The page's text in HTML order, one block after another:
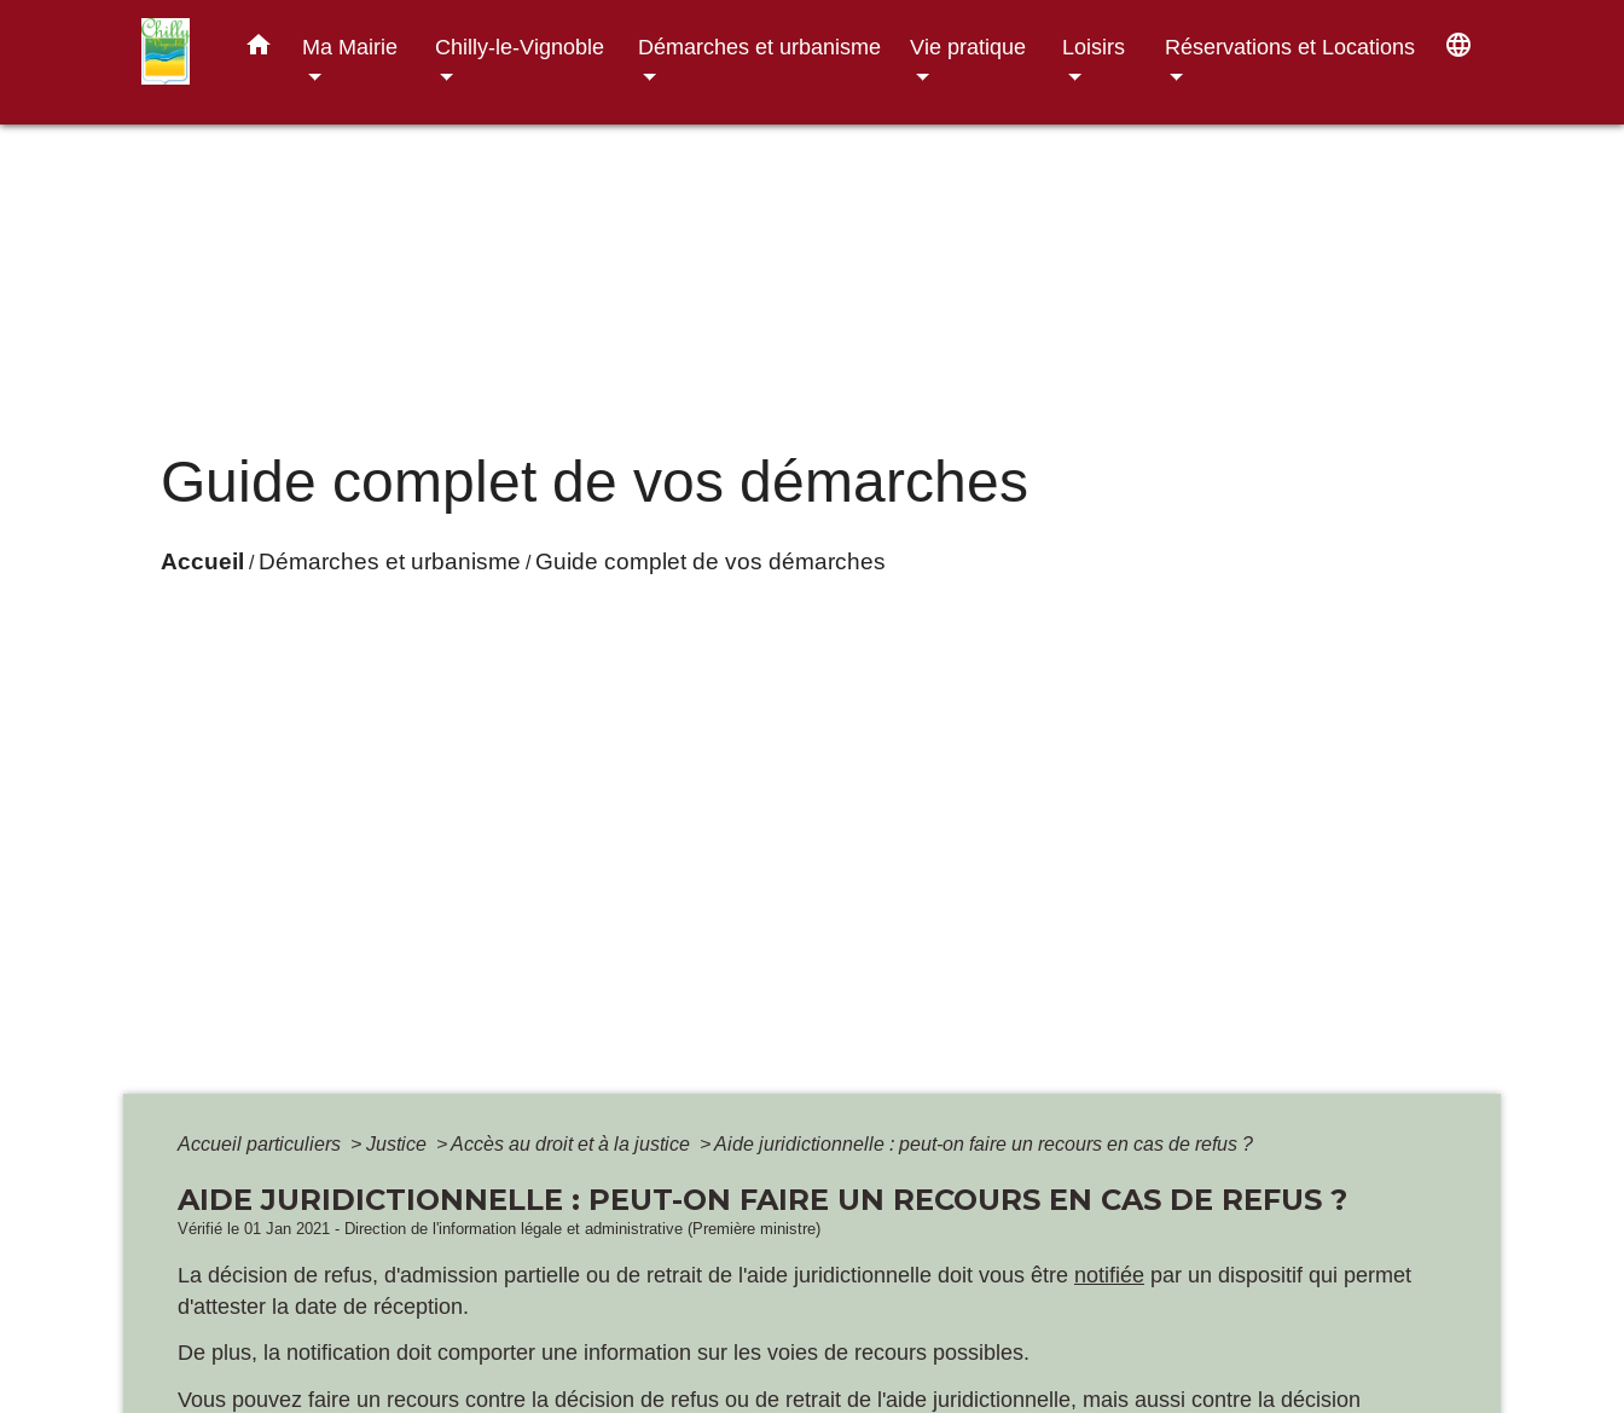
home Ma Mairie Chilly-le-Vignoble Démarches et urbanisme Vie pratique Loisirs Réservations et Locations language
Guide complet de vos démarches
Accueil / Démarches et urbanisme / Guide complet de vos démarches
Accueil particuliers > Justice >Accès au droit et à la justice >Aide juridictionnelle : peut-on faire un recours en cas de refus ?
AIDE JURIDICTIONNELLE : PEUT-ON FAIRE UN RECOURS EN CAS DE REFUS ?
Vérifié le 01 Jan 2021 - Direction de l'information légale et administrative (Première ministre)
La décision de refus, d'admission partielle ou de retrait de l'aide juridictionnelle doit vous être notifiée par un dispositif qui permet
d'attester la date de réception.
De plus, la notification doit comporter une information sur les voies de recours possibles.
Vous pouvez faire un recours contre la décision de refus ou de retrait de l'aide juridictionnelle, mais aussi contre la décision